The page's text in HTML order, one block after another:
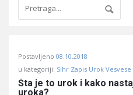
Učene
Postavljeno 08.10.2018
u kategoriji: Sihr Zapis Urok Vesvese
Šta je to urok i kako
uroka?